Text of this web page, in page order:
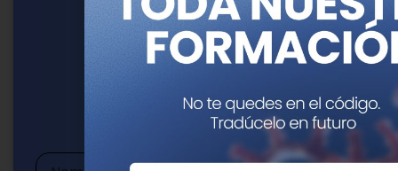
publicaciones@genotipia.com
Nombre